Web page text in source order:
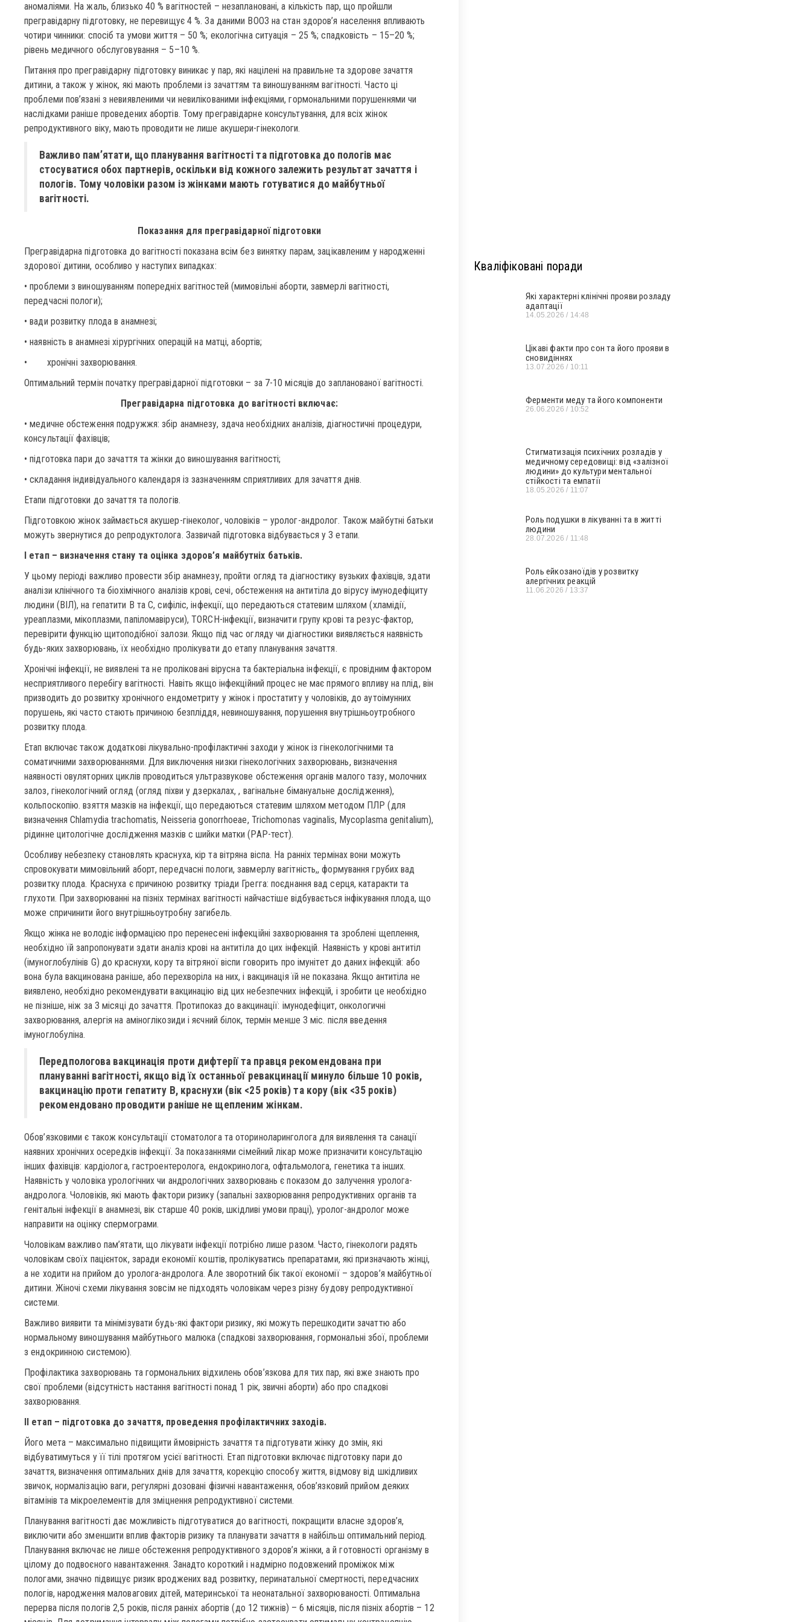
аномаліями. На жаль, близько 40 % вагітностей – незаплановані, а кількість пар, що пройшли
прегравідарну підготовку, не перевищує 4 %. За даними ВООЗ на стан здоров’я населення впливають
чотири чинники: спосіб та умови життя – 50 %; екологічна ситуація – 25 %; спадковість – 15–20 %;
рівень медичного обслуговування – 5–10 %.
Питання про прегравідарну підготовку виникає у пар, які націлені на правильне та здорове зачаття
дитини, а також у жінок, які мають проблеми із зачаттям та виношуванням вагітності. Часто ці
проблеми пов’язані з невиявленими чи невилікованими інфекціями, гормональними порушеннями чи
наслідками раніше проведених абортів. Тому прегравідарне консультування, для всіх жінок
репродуктивного віку, мають проводити не лише акушери-гінекологи.
Важливо пам’ятати, що планування вагітності та підготовка до пологів має
стосуватися обох партнерів, оскільки від кожного залежить результат зачаття і
пологів. Тому чоловіки разом із жінками мають готуватися до майбутньої
вагітності.
Показання для прегравідарної підготовки
Прегравідарна підготовка до вагітності показана всім без винятку парам, зацікавленим у народженні
здорової дитини, особливо у наступих випадках:
• проблеми з виношуванням попередніх вагітностей (мимовільні аборти, завмерлі вагітності,
передчасні пологи);
• вади розвитку плода в анамнезі;
• наявність в анамнезі хірургічних операцій на матці, абортів;
• хронічні захворювання.
Оптимальний термін початку прегравідарної підготовки – за 7-10 місяців до запланованої вагітності.
Прегравідарна підготовка до вагітності включає:
• медичне обстеження подружжя: збір анамнезу, здача необхідних аналізів, діагностичні процедури,
консультації фахівців;
• підготовка пари до зачаття та жінки до виношування вагітності;
• складання індивідуального календаря із зазначенням сприятливих для зачаття днів.
Етапи підготовки до зачаття та пологів.
Підготовкою жінок займається акушер-гінеколог, чоловіків – уролог-андролог. Також майбутні батьки
можуть звернутися до репродуктолога. Зазвичай підготовка відбувається у 3 етапи.
І етап – визначення стану та оцінка здоров’я майбутніх батьків.
У цьому періоді важливо провести збір анамнезу, пройти огляд та діагностику вузьких фахівців, здати
аналізи клінічного та біохімічного аналізів крові, сечі, обстеження на антитіла до вірусу імунодефіциту
людини (ВІЛ), на гепатити В та С, сифіліс, інфекції, що передаються статевим шляхом (хламідії,
уреаплазми, мікоплазми, папіломавіруси), TORCH-інфекції, визначити групу крові та резус-фактор,
перевірити функцію щитоподібної залози. Якщо під час огляду чи діагностики виявляється наявність
будь-яких захворювань, їх необхідно пролікувати до етапу планування зачаття.
Хронічні інфекції, не виявлені та не проліковані вірусна та бактеріальна інфекції, є провідним фактором
несприятливого перебігу вагітності. Навіть якщо інфекційний процес не має прямого впливу на плід, він
призводить до розвитку хронічного ендометриту у жінок і простатиту у чоловіків, до аутоімунних
порушень, які часто стають причиною безпліддя, невиношування, порушення внутрішньоутробного
розвитку плода.
Етап включає також додаткові лікувально-профілактичні заходи у жінок із гінекологічними та
соматичними захворюваннями. Для виключення низки гінекологічних захворювань, визначення
наявності овуляторних циклів проводиться ультразвукове обстеження органів малого тазу, молочних
залоз, гінекологічний огляд (огляд піхви у дзеркалах, , вагінальне бімануальне дослідження),
кольпоскопію. взяття мазків на інфекції, що передаються статевим шляхом методом ПЛР (для
визначення Chlamydia trachomatis, Neisseria gonorrhoeae, Trichomonas vaginalis, Mycoplasma genitalium),
рідинне цитологічне дослідження мазків с шийки матки (РАР-тест).
Особливу небезпеку становлять краснуха, кір та вітряна віспа. На ранніх термінах вони можуть
спровокувати мимовільний аборт, передчасні пологи, завмерлу вагітність,, формування грубих вад
розвитку плода. Краснуха є причиною розвитку тріади Грегга: поєднання вад серця, катаракти та
глухоти. При захворюванні на пізніх термінах вагітності найчастіше відбувається інфікування плода, що
може спричинити його внутрішньоутробну загибель.
Якщо жінка не володіє інформацією про перенесені інфекційні захворювання та зроблені щеплення,
необхідно їй запропонувати здати аналіз крові на антитіла до цих інфекцій. Наявність у крові антитіл
(імуноглобулінів G) до краснухи, кору та вітряної віспи говорить про імунітет до даних інфекцій: або
вона була вакцинована раніше, або перехворіла на них, і вакцинація їй не показана. Якщо антитіла не
виявлено, необхідно рекомендувати вакцинацію від цих небезпечних інфекцій, і зробити це необхідно
не пізніше, ніж за 3 місяці до зачаття. Протипоказ до вакцинації: імунодефіцит, онкологичні
захворювання, алергія на аміноглікозиди і яєчний білок, термін менше 3 міс. після введення
імуноглобуліна.
Передпологова вакцинація проти дифтерії та правця рекомендована при
плануванні вагітності, якщо від їх останньої ревакцинації минуло більше 10 років,
вакцинацію проти гепатиту В, краснухи (вік <25 років) та кору (вік <35 років)
рекомендовано проводити раніше не щепленим жінкам.
Обов’язковими є також консультації стоматолога та оториноларинголога для виявлення та санації
наявних хронічних осередків інфекції. За показаннями сімейний лікар може призначити консультацію
інших фахівців: кардіолога, гастроентеролога, ендокринолога, офтальмолога, генетика та інших.
Наявність у чоловіка урологічних чи андрологічних захворювань є показом до залучення уролога-
андролога. Чоловіків, які мають фактори ризику (запальні захворювання репродуктивних органів та
генітальні інфекції в анамнезі, вік старше 40 років, шкідливі умови праці), уролог-андролог може
направити на оцінку спермограми.
Чоловікам важливо пам’ятати, що лікувати інфекції потрібно лише разом. Часто, гінекологи радять
чоловікам своїх пацієнток, заради економії коштів, пролікуватись препаратами, які призначають жінці,
а не ходити на прийом до уролога-андролога. Але зворотний бік такої економії – здоров’я майбутньої
дитини. Жіночі схеми лікування зовсім не підходять чоловікам через різну будову репродуктивної
системи.
Важливо виявити та мінімізувати будь-які фактори ризику, які можуть перешкодити зачаттю або
нормальному виношування майбутнього малюка (спадкові захворювання, гормональні збої, проблеми
з ендокринною системою).
Профілактика захворювань та гормональних відхилень обов’язкова для тих пар, які вже знають про
свої проблеми (відсутність настання вагітності понад 1 рік, звичні аборти) або про спадкові
захворювання.
ІІ етап – підготовка до зачаття, проведення профілактичних заходів.
Його мета – максимально підвищити ймовірність зачаття та підготувати жінку до змін, які
відбуватимуться у її тілі протягом усієї вагітності. Етап підготовки включає підготовку пари до
зачаття, визначення оптимальних днів для зачаття, корекцію способу життя, відмову від шкідливих
звичок, нормалізацію ваги, регулярні дозовані фізичні навантаження, обов’язковий прийом деяких
вітамінів та мікроелементів для зміцнення репродуктивної системи.
Планування вагітності дає можливість підготуватися до вагітності, покращити власне здоров’я,
виключити або зменшити вплив факторів ризику та планувати зачаття в найбільш оптимальний період.
Планування включає не лише обстеження репродуктивного здоров’я жінки, а й готовності організму в
цілому до подвоєного навантаження. Занадто короткий і надмірно подовжений проміжок між
пологами, значно підвищує ризик вроджених вад розвитку, перинатальної смертності, передчасних
пологів, народження маловагових дітей, материнської та неонатальної захворюваності. Оптимальна
перерва після пологів 2,5 років, після ранніх абортів (до 12 тижнів) – 6 місяців, після пізніх абортів – 12
Кваліфіковані поради
Які характерні клінічні прояви розладу
адаптації
14.05.2026 14:48
Цікаві факти про сон та його прояви в
сновидіннях
13.07.2026 10:11
Ферменти меду та його компоненти
26.06.2026 10:52
Стигматизація психічних розладів у
медичному середовищі: від «залізної
людини» до культури ментальної
стійкості та емпатії
18.05.2026 11:07
Роль подушки в лікуванні та в житті
людини
28.07.2026 11:48
Роль ейкозаноїдів у розвитку
алергічних реакцій
11.06.2026 13:37